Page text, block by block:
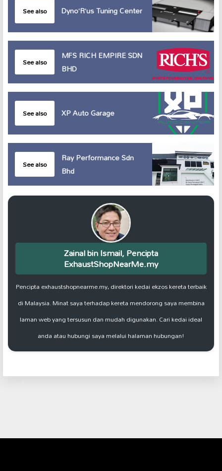
See also Dyno’R’us Tuning Center
See also
MFS RICH EMPIRE SDN
BHD
See also XP Auto Garage
See also
Ray Performance Sdn
Bhd
Zainal bin Ismail, Pencipta
ExhaustShopNearMe.my
Pencipta exhaustshopnearme.my, direktori kedai ekzos kereta terbaik
di Malaysia. Minat saya terhadap kereta mendorong saya membina
laman web yang tersusun dan mudah digunakan. Cari kedai ideal
anda atau hubungi saya melalui halaman hubungan!